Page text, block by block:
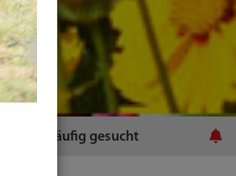
Häufig gesucht